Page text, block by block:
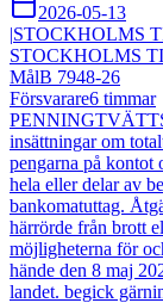
2026-05-13
|STOCKHOLMS
STOCKHOLMS
MålB 7948-26
Försvarare6 timmar
insättningar om
pengarna på kontot
hela eller delar av
bankomatuttag.
härrörde från brott
möjligheterna för
hände den 8 maj
landet. begick